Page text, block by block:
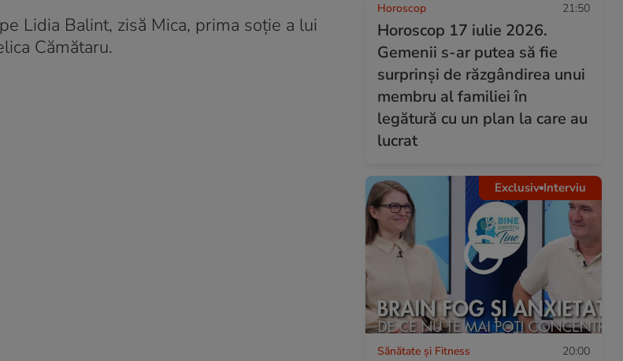
Lidia Balint, zisă Mica, prima soție a lui
Cămătaru.
Horoscop 21:50
Horoscop 17 iulie 2026.
Gemenii s-ar putea să fie
surprinși de răzgândirea unui
membru al familiei în
legătură cu un plan la care au
lucrat
Exclusiv Interviu
Sănătate și Fitness 20:00